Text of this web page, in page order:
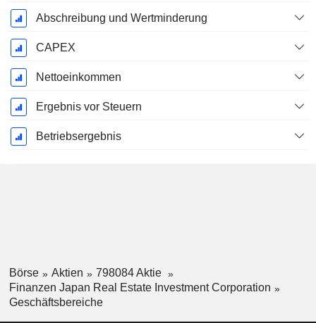
Abschreibung und Wertminderung
CAPEX
Nettoeinkommen
Ergebnis vor Steuern
Betriebsergebnis
Börse Aktien
798084 Aktie
Finanzen Japan Real Estate Investment Corporation
Geschäftsbereiche